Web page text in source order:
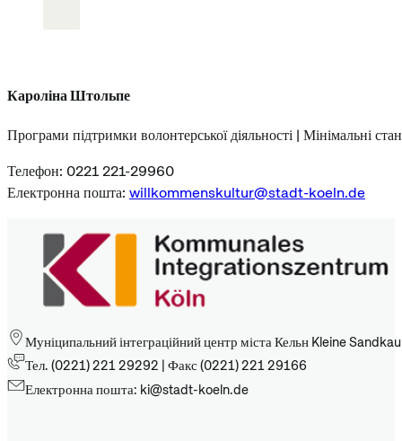
Кароліна Штольпе
Програми підтримки волонтерської діяльності | Мінімальні
Телефон: 0221 221-29960
Електронна пошта: willkommenskultur@stadt-koeln.de
Муніципальний інтеграційний центр міста Кельн Kleine
Тел. (0221) 221 29292 | Факс (0221) 221 29166
Електронна пошта: ki@stadt-koeln.de